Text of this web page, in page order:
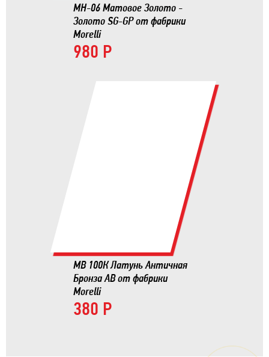
MH-06 Матовое Золото -
Золото SG-GP от фабрики
Morelli
980 Р
MB 100К Латунь Античная
Бронза AB от фабрики
Morelli
380 Р